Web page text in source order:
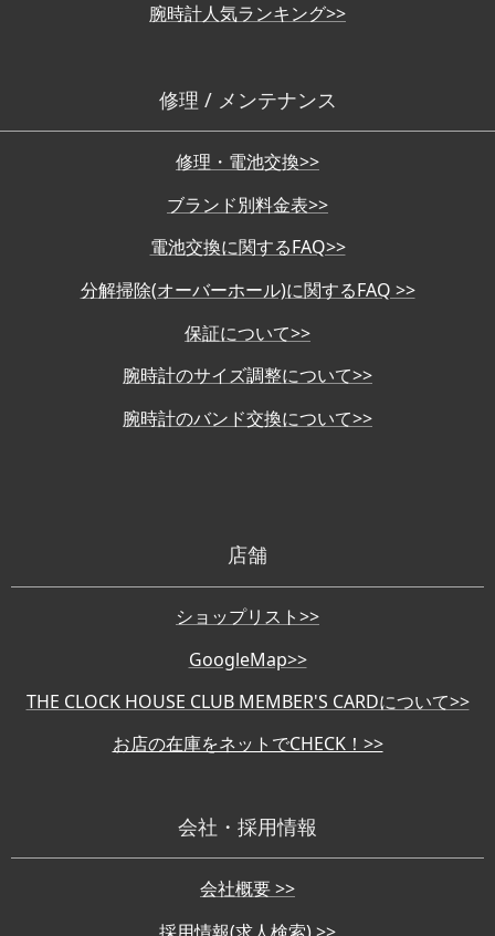
腕時計人気ランキング>>
修理 / メンテナンス
修理・電池交換>>
ブランド別料金表>>
電池交換に関するFAQ>>
分解掃除(オーバーホール)に関するFAQ >>
保証について>>
腕時計のサイズ調整について>>
腕時計のバンド交換について>>
店舗
ショップリスト>>
GoogleMap>>
THE CLOCK HOUSE CLUB MEMBER'S CARDについて>>
お店の在庫をネットでCHECK！>>
会社・採用情報
会社概要 >>